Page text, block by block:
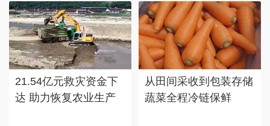
21.54亿元救灾资金下
达 助力恢复农业生产
从田间采收到包装存储
蔬菜全程冷链保鲜